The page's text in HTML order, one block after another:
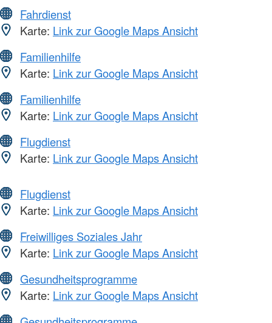
Fahrdienst
Karte: Link zur Google Maps Ansicht
Familienhilfe
Karte: Link zur Google Maps Ansicht
Familienhilfe
Karte: Link zur Google Maps Ansicht
Flugdienst
Karte: Link zur Google Maps Ansicht
Flugdienst
Karte: Link zur Google Maps Ansicht
Freiwilliges Soziales Jahr
Karte: Link zur Google Maps Ansicht
Gesundheitsprogramme
Karte: Link zur Google Maps Ansicht